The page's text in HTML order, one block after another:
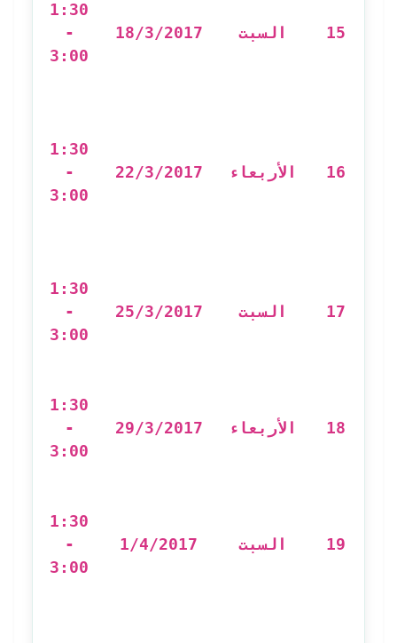
15 السبت 18/3/2017
1:30
-
3:00
16 الأربعاء 22/3/2017
1:30
-
3:00
17 السبت 25/3/2017
1:30
-
3:00
18 الأربعاء 29/3/2017
1:30
-
3:00
19 السبت 1/4/2017
1:30
-
3:00